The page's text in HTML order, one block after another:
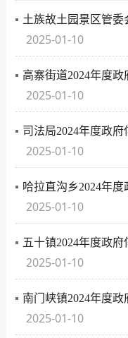
土族故土园景区管委
2025-01-10
高寨街道2024年度
2025-01-10
司法局2024年度政
2025-01-10
哈拉直沟乡2024年
2025-01-10
五十镇2024年度政
2025-01-10
南门峡镇2024年度
2025-01-10